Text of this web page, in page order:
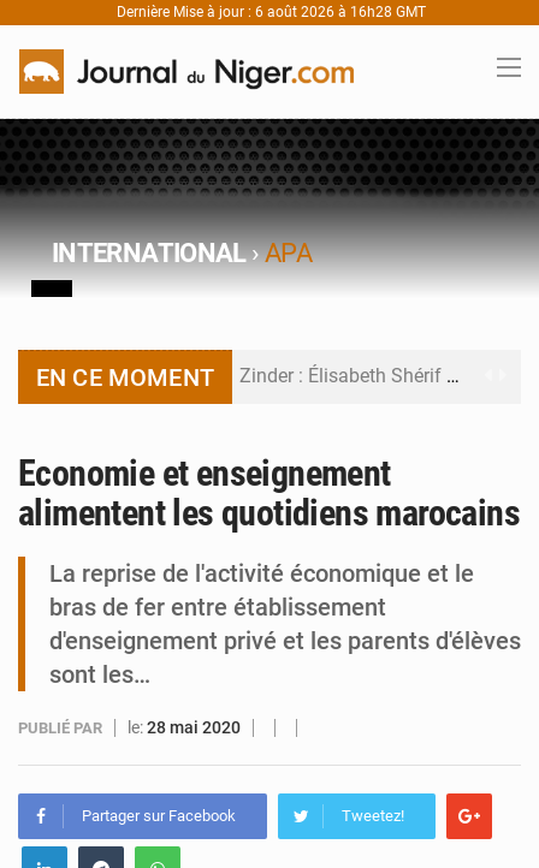
Dernière Mise à jour : 6 août 2026 à 16h28 GMT
INTERNATIONAL›APA
EN CE MOMENT Zinder : Élisabeth Shérif visite l’école Birni Garçon
Tibiri : le dialogue, nouveau terrain de jeu pour la paix
Economie et enseignement
alimentent les quotidiens marocains
La reprise de l'activité économique et le
bras de fer entre établissement
d'enseignement privé et les parents d'élèves
sont les…
PUBLIÉ PAR le:28 mai 2020
Partager sur Facebook Tweetez!